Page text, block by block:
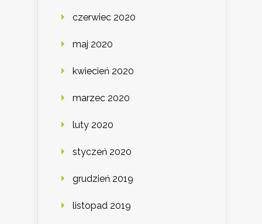
czerwiec 2020
maj 2020
kwiecień 2020
marzec 2020
luty 2020
styczeń 2020
grudzień 2019
listopad 2019